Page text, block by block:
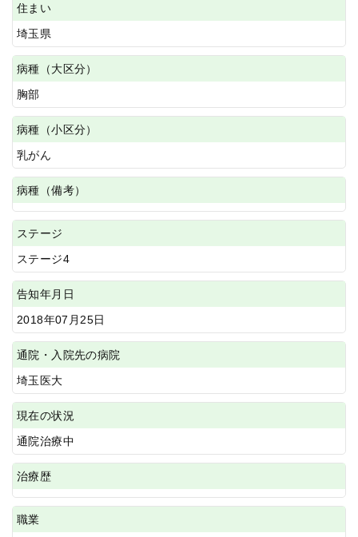
住まい
埼玉県
病種（大区分）
胸部
病種（小区分）
乳がん
病種（備考）
ステージ
ステージ4
告知年月日
2018年07月25日
通院・入院先の病院
埼玉医大
現在の状況
通院治療中
治療歴
職業